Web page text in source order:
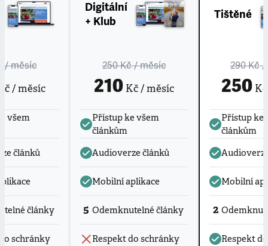
/ měsíc
/ měsíc
všem
článků
články
schránky
Digitální
+ Klub
250 Kč/ měsíc
210 Kč / měsíc
Přístup ke všem
článkům
Audioverze článků
Mobilní aplikace
5 Odemknutelné články
Respekt do schránky
Tištěné
290 Kč/
250Kč
Přístup ke
článkům
Mobilní
2
Respekt